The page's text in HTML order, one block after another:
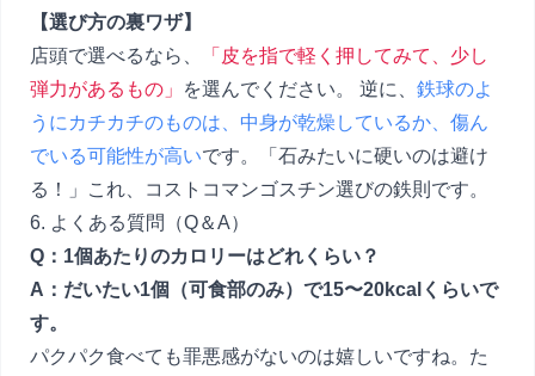
【選び方の裏ワザ】
店頭で選べるなら、
「皮を指で軽く押してみて、少し
弾力があるもの」
を選んでください。 逆に、 鉄球のよ
うにカチカチのものは、中身が乾燥しているか、傷ん
でいる可能性が高いです。「石みたいに硬いのは避け
る！」これ、コストコマンゴスチン選びの鉄則です。
6. よくある質問（Q＆A）
Q：1個あたりのカロリーはどれくらい？
A：だいたい1個（可食部のみ）で15〜20kcalくらいで
す。
パクパク食べても罪悪感がないのは嬉しいですね。た